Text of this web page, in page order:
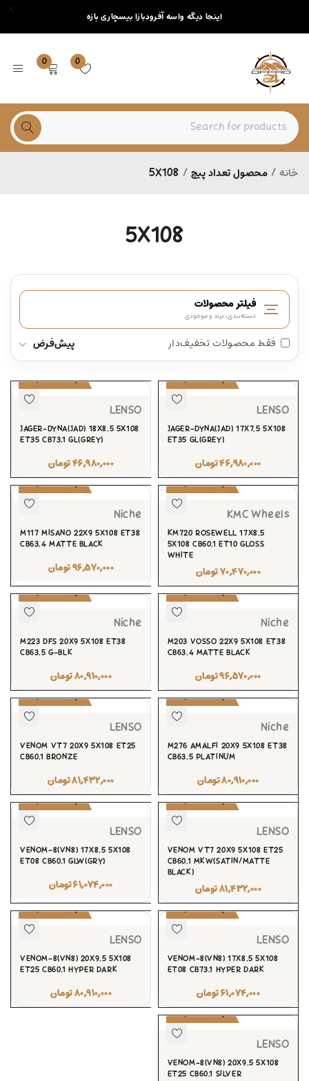
اینجا دیگه واسه آفرودبازا بیسچاری بازه
0
0
5X108
خانه / محصول تعداد پیچ /
5X108
فیلتر محصولات
دسته‌بندی، برند و موجودی
پیش‌فرض
فقط محصولات تخفیف‌دار
پیش‌سفارش
LENSO
JAGER-DYNA(JAD) 17X7.5 5X108
ET35 GL(GREY)
۴۶,۹۸۰,۰۰۰تومان
پیش‌سفارش
LENSO
JAGER-DYNA(JAD) 18X8.5 5X108
ET35 CB73.1 GL(GREY)
۴۶,۹۸۰,۰۰۰تومان
پیش‌سفارش
KMC Wheels
KM720 ROSEWELL 17X8.5
5X108 CB60.1 ET10 GLOSS
WHITE
۷۰,۴۷۰,۰۰۰تومان
پیش‌سفارش
Niche
M117 MISANO 22X9 5X108 ET38
CB63.4 MATTE BLACK
۹۶,۵۷۰,۰۰۰تومان
پیش‌سفارش
Niche
M203 VOSSO 22X9 5X108 ET38
CB63.4 MATTE BLACK
۹۶,۵۷۰,۰۰۰تومان
پیش‌سفارش
Niche
M223 DFS 20X9 5X108 ET38
CB63.5 G-BLK
۸۰,۹۱۰,۰۰۰تومان
پیش‌سفارش
Niche
M276 AMALFI 20X9 5X108 ET38
CB63.5 PLATINUM
۸۰,۹۱۰,۰۰۰تومان
پیش‌سفارش
LENSO
VENOM VT7 20X9 5X108 ET25
CB60.1 BRONZE
۸۱,۴۳۲,۰۰۰تومان
پیش‌سفارش
LENSO
VENOM VT7 20X9 5X108 ET25
CB60.1 MKW(SATIN/MATTE
BLACK)
۸۱,۴۳۲,۰۰۰تومان
پیش‌سفارش
LENSO
VENOM-8(VN8) 17X8.5 5X108
ET08 CB60.1 GLW(GRY)
۶۱,۰۷۴,۰۰۰تومان
پیش‌سفارش
LENSO
VENOM-8(VN8) 17X8.5 5X108
ET08 CB73.1 HYPER DARK
۶۱,۰۷۴,۰۰۰تومان
پیش‌سفارش
LENSO
VENOM-8(VN8) 20X9.5 5X108
ET25 CB60.1 HYPER DARK
۸۰,۹۱۰,۰۰۰تومان
پیش‌سفارش
LENSO
VENOM-8(VN8) 20X9.5 5X108
ET25 CB60.1 SILVER